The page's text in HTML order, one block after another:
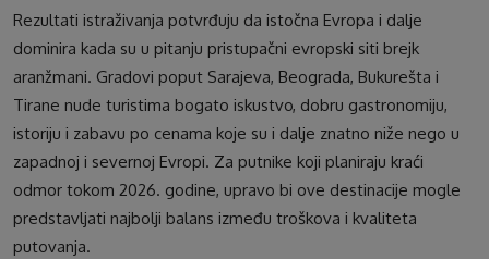
Rezultati istraživanja potvrđuju da istočna Evropa i dalje
dominira kada su u pitanju pristupačni evropski siti brejk
aranžmani. Gradovi poput Sarajeva, Beograda, Bukurešta i
Tirane nude turistima bogato iskustvo, dobru gastronomiju,
istoriju i zabavu po cenama koje su i dalje znatno niže nego u
zapadnoj i severnoj Evropi. Za putnike koji planiraju kraći
odmor tokom 2026. godine, upravo bi ove destinacije mogle
predstavljati najbolji balans između troškova i kvaliteta
putovanja.